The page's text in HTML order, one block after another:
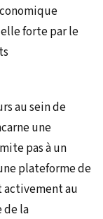
forte par le
au sein de
une
pas à un
plateforme de
au
de la